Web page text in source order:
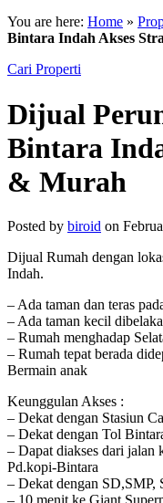
You are here: Home »
Bintara Indah Akses
Cari Properti
Dijual
Bintara
& Murah
Posted by biroid on
Dijual Rumah dengan
Indah.
– Ada taman dan teras
– Ada taman kecil
– Rumah menghadap
– Rumah tepat berada
Bermain anak
Keunggulan Akses :
– Dekat dengan Stasiun
– Dekat dengan Tol
– Dapat diakses dari
Pd.kopi-Bintara
– Dekat dengan